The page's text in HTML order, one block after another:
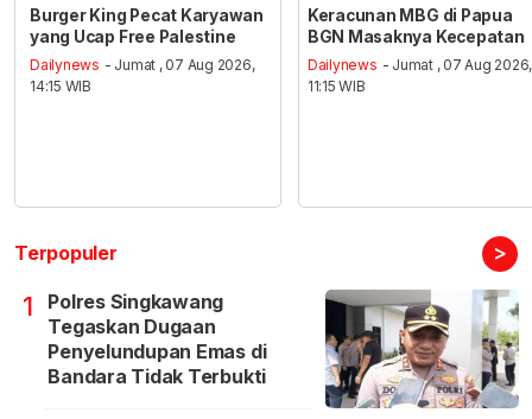
Burger King Pecat Karyawan
yang Ucap Free Palestine
Dailynews - Jumat , 07 Aug 2026,
14:15 WIB
Keracunan MBG di Papua
BGN Masaknya Kecepatan
Dailynews - Jumat , 07 Aug 2026,
11:15 WIB
Terpopuler >
1
Polres Singkawang
Tegaskan Dugaan
Penyelundupan Emas di
Bandara Tidak Terbukti